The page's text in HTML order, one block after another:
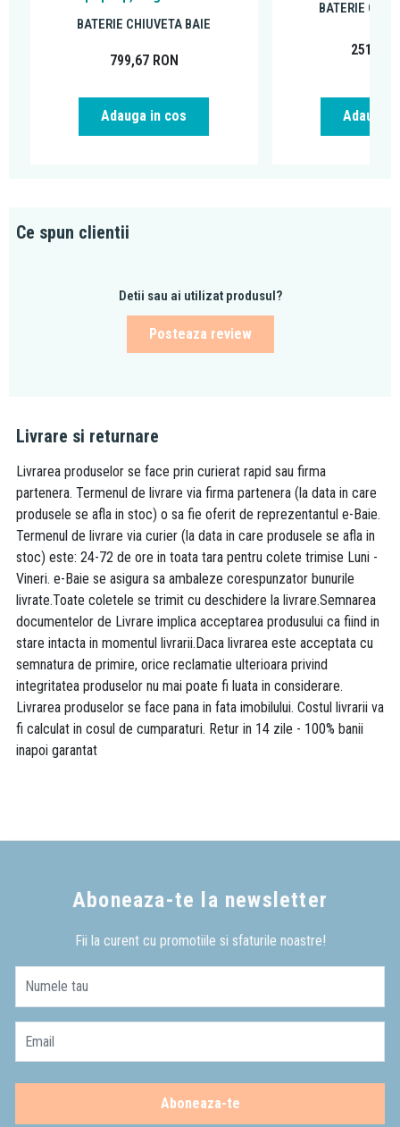
BATERIE CHIUVETA BAIE
799,67 RON
Adauga in cos
BATERIE
251,99
Adauga
Ce spun clientii
Detii sau ai utilizat produsul?
Posteaza review
Livrare si returnare
Livrarea produselor se face prin curierat rapid sau firma
partenera. Termenul de livrare via firma partenera (la data in care
produsele se afla in stoc) o sa fie oferit de reprezentantul e-Baie.
Termenul de livrare via curier (la data in care produsele se afla in
stoc) este: 24-72 de ore in toata tara pentru colete trimise Luni -
Vineri. e-Baie se asigura sa ambaleze corespunzator bunurile
livrate.Toate coletele se trimit cu deschidere la livrare.Semnarea
documentelor de Livrare implica acceptarea produsului ca fiind in
stare intacta in momentul livrarii.Daca livrarea este acceptata cu
semnatura de primire, orice reclamatie ulterioara privind
integritatea produselor nu mai poate fi luata in considerare.
Livrarea produselor se face pana in fata imobilului. Costul livrarii va
fi calculat in cosul de cumparaturi. Retur in 14 zile - 100% banii
inapoi garantat
Aboneaza-te la newsletter
Fii la curent cu promotiile si sfaturile noastre!
Numele tau
Email
Aboneaza-te